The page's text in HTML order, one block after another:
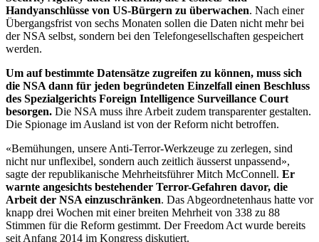
Handyanschlüsse von US-Bürgern zu überwachen. Nach einer
Übergangsfrist von sechs Monaten sollen die Daten nicht mehr bei
der NSA selbst, sondern bei den Telefongesellschaften gespeichert
werden.
Um auf bestimmte Datensätze zugreifen zu können, muss sich
die NSA dann für jeden begründeten Einzelfall einen Beschluss
des Spezialgerichts Foreign Intelligence Surveillance Court
besorgen. Die NSA muss ihre Arbeit zudem transparenter gestalten.
Die Spionage im Ausland ist von der Reform nicht betroffen.
«Bemühungen, unsere Anti-Terror-Werkzeuge zu zerlegen, sind
nicht nur unflexibel, sondern auch zeitlich äusserst unpassend»,
sagte der republikanische Mehrheitsführer Mitch McConnell. Er
warnte angesichts bestehender Terror-Gefahren davor, die
Arbeit der NSA einzuschränken. Das Abgeordnetenhaus hatte vor
knapp drei Wochen mit einer breiten Mehrheit von 338 zu 88
Stimmen für die Reform gestimmt. Der Freedom Act wurde bereits
seit Anfang 2014 im Kongress diskutiert.